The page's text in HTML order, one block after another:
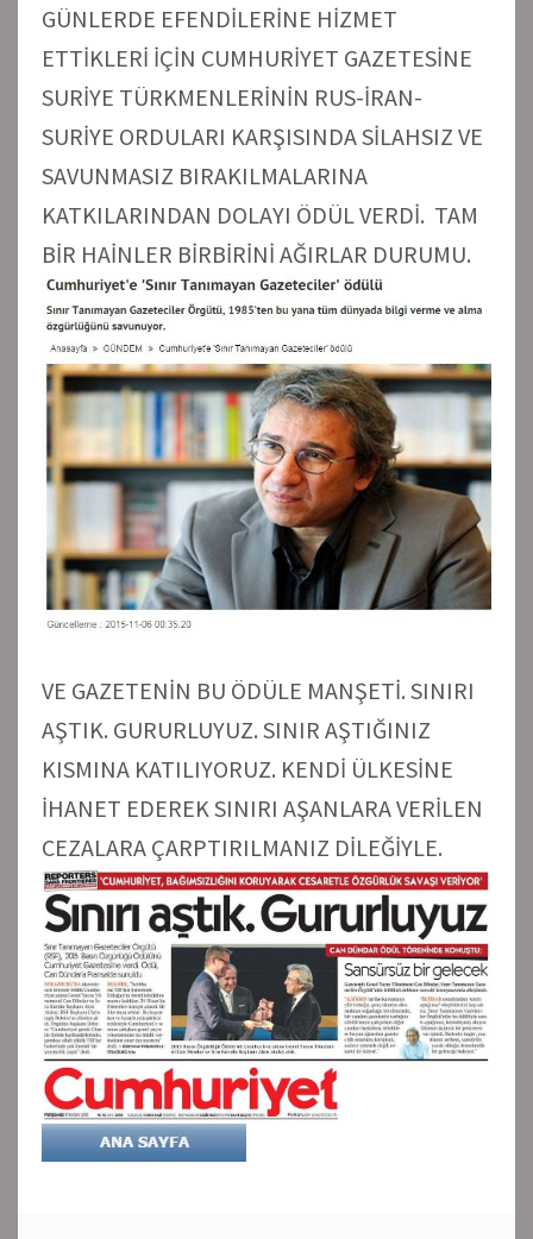
GÜNLERDE EFENDİLERİNE HİZMET
ETTİKLERİ İÇİN CUMHURİYET GAZETESİNE
SURİYE TÜRKMENLERİNİN RUS-İRAN-
SURİYE ORDULARI KARŞISINDA SİLAHSIZ VE
SAVUNMASIZ BIRAKILMALARINA
KATKILARINDAN DOLAYI ÖDÜL VERDİ. TAM
BİR HAİNLER BİRBİRİNİ AĞIRLAR DURUMU.
VE GAZETENİN BU ÖDÜLE MANŞETİ. SINIRI
AŞTIK. GURURLUYUZ. SINIR AŞTIĞINIZ
KISMINA KATILIYORUZ. KENDİ ÜLKESİNE
İHANET EDEREK SINIRI AŞANLARA VERİLEN
CEZALARA ÇARPTIRILMANIZ DİLEĞİYLE.